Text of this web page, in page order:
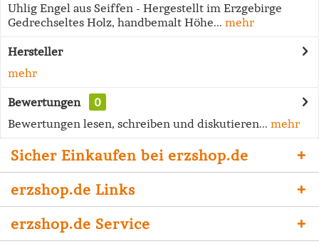
Uhlig Engel aus Seiffen - Hergestellt im Erzgebirge
Gedrechseltes Holz, handbemalt Höhe... mehr
Hersteller
mehr
Bewertungen
0
Bewertungen lesen, schreiben und diskutieren... mehr
Sicher Einkaufen bei erzshop.de
erzshop.de Links
erzshop.de Service